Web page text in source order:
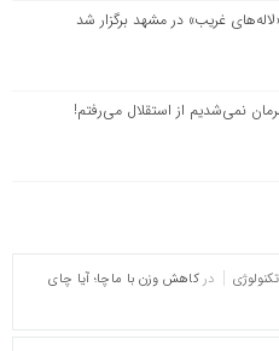
غریب» در مشهد برگزار شد
نمی‌شدیم از استقلال می‌رفتم!
در کاهش وزن با ماچا؛ آیا چای